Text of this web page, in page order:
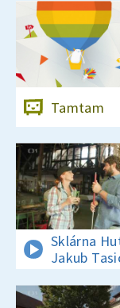
Tamtam
Sklárna
Jakub